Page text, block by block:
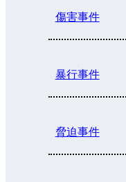
傷害事件
暴行事件
脅迫事件